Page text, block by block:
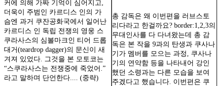
커에 의해 가짜 기억이 심어지고,
더욱이 주범인 카르디스 인의 가
슴엔 과거 쿠잔공화국에서 일어난
카르디스 인 독립 전쟁의 영웅 스
쿠라사스의 심볼마크인 티어 드롭
대거(teardrop dagger)의 문신이 새
겨져 있었다. 그것을 본 모토코는
“스쿠라사스는 전쟁중에 죽었어.”
라고 말하며 단언한다.... (중략)
총 감독은 왜 이번편을 러브스토
리다라고 한걸까요? border:1,2,3의
무대인사를 다 다녀왔는데 총 감
독은 본 작을 9과의 탄생과 쿠사나
기가 멤버를 모으는 과정, 쿠사나
기의 연약함 등을 나타내어 강인
했던 소령과는 다른 모습을 보여
주겠다고 했습니다. 이번편은 쿠